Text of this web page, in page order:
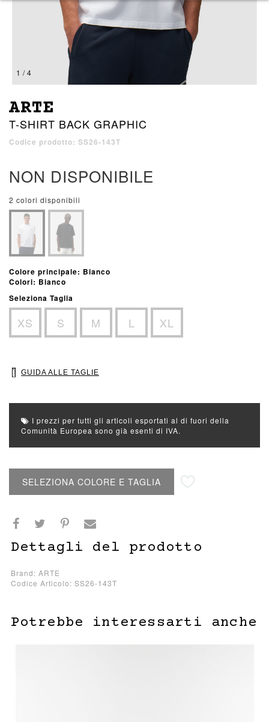
1 / 4
ARTE
T-SHIRT BACK GRAPHIC
Codice prodotto: SS26-143T
NON DISPONIBILE
2 colori disponibili
Colore principale: Bianco
Colori: Bianco
Seleziona Taglia
XS S M L XL
GUIDA ALLE TAGLIE
I prezzi per tutti gli articoli esportati al di fuori della
Comunità Europea sono già esenti di IVA.
SELEZIONA COLORE E TAGLIA
Dettagli del prodotto
Brand: ARTE
Codice Articolo: SS26-143T
Potrebbe interessarti anche